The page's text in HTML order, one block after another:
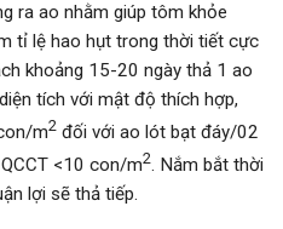
ra ao nhằm giúp tôm khỏe
tỉ lệ hao hụt trong thời tiết cực
khoảng 15-20 ngày thả 1 ao
tích với mật độ thích hợp,
m2 đối với ao lót bạt đáy/02
<10 con/m2. Nắm bắt thời
lợi sẽ thả tiếp.